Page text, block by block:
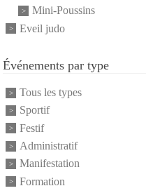
Mini-Poussins
Eveil judo
Événements par type
Tous les types
Sportif
Festif
Administratif
Manifestation
Formation